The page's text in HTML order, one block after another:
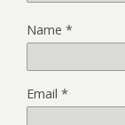
Name *
Email *